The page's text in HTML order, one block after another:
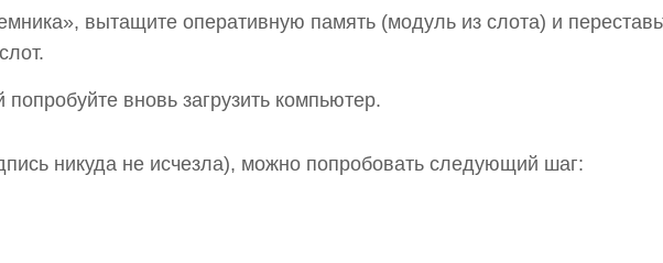
вытащите оперативную память (модуль из слота) и
вновь загрузить компьютер.
никуда не исчезла), можно попробовать следующий шаг: